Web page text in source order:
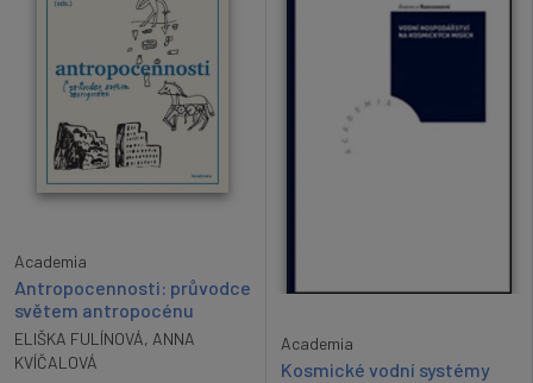
Academia
Antropocennosti: průvodce
světem antropocénu
ELIŠKA FULÍNOVÁ, ANNA
KVÍČALOVÁ
Academia
Kosmické vodní systémy